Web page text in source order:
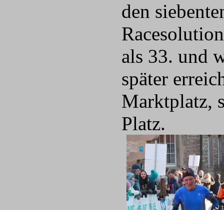
den
als 33. und
später
Marktplatz,
Platz.